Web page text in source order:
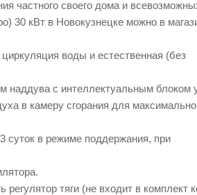
частного своего дома и
30 кВт в Новокузнецке можно в
воды и естественная (без
наддува с интеллектуальным блоком
в камеру сгорания для максимально
суток в режиме поддержания, при
тяги (не входит в комплект